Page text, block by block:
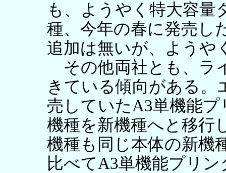
も、ようやく特大容量
種、今年の春に発売し
追加は無いが、ようや
その他両社とも、ラ
きている傾向がある。
売していたA3単機能
機種を新機種へと移行
機種も同じ本体の新機
比べてA3単機能プリ